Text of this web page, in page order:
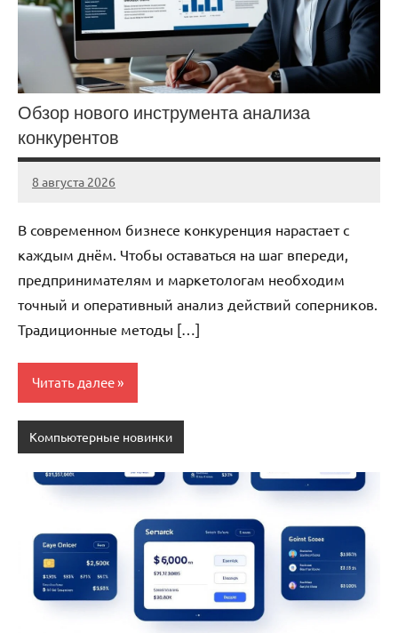
Обзор нового инструмента анализа
конкурентов
8 августа 2026
stroicentr_m
Нет
В современном бизнесе конкуренция нарастает с
каждым днём. Чтобы оставаться на шаг впереди,
предпринимателям и маркетологам необходим
точный и оперативный анализ действий соперников.
Традиционные методы […]
Читать далее
Компьютерные новинки